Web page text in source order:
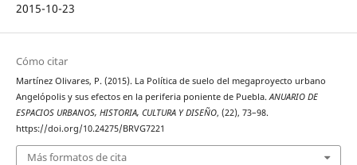
2015-10-23
Cómo citar
Martínez Olivares, P. (2015). La Política de suelo del megaproyecto urbano
Angelópolis y sus efectos en la periferia poniente de Puebla.ANUARIO DE
ESPACIOS URBANOS, HISTORIA, CULTURA Y DISEÑO, (22), 73–98.
https://doi.org/10.24275/BRVG7221
Más formatos de cita